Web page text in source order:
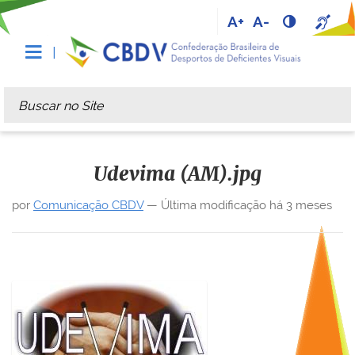
A+ A-
Busca
Busca Avançada…
Udevima (AM).jpg
por Comunicação CBDV— Última modificação há 3 meses